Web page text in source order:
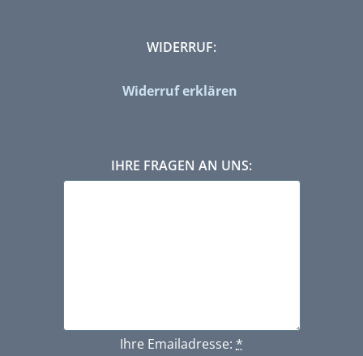
WIDERRUF:
Widerruf erklären
IHRE FRAGEN AN UNS:
Ihre Emailadresse: *